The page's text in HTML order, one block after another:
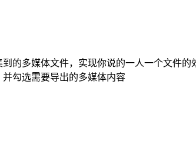
的多媒体文件，实现你说的一人一个文件的
勾选需要导出的多媒体内容